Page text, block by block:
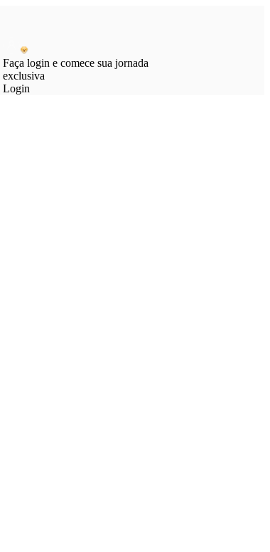
Faça login e comece sua jornada
exclusiva
Login